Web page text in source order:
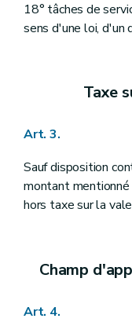
18° tâches de
sens d'une loi, d'un
Taxe
Art. 3.
Sauf disposition
montant
hors taxe sur la
Champ
Art. 4.